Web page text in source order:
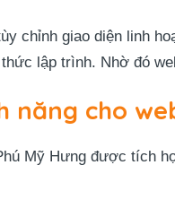
chỉnh giao diện linh
lập trình. Nhờ đó
năng cho
Mỹ Hưng được tích